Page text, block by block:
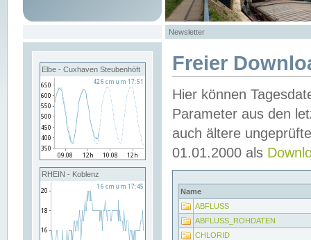
Newsletter
Elbe - Cuxhaven Steubenhöft
RHEIN - Koblenz
Freier
Hier können
Parameter aus den
auch ältere
01.01.2000 als
Name
ABFLUSS
ABFLUSS_ROHDATEN
CHLORID